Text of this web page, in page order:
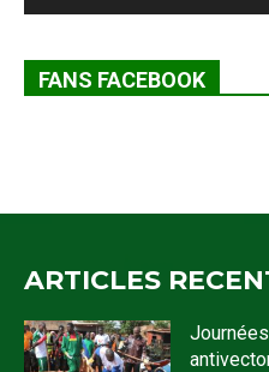
FANS FACEBOOK
ARTICLES